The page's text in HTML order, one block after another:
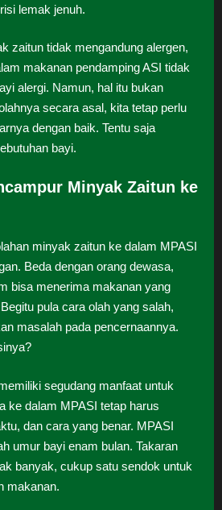
lemak jenuh.
zaitun tidak mengandung alergen,
makanan pendamping ASI tidak
alergi. Namun, hal itu bukan
secara asal, kita tetap perlu
dengan baik. Tentu saja
bayi.
Minyak Zaitun ke
minyak zaitun ke dalam MPASI
Beda dengan orang dewasa,
bisa menerima makanan yang
pula cara olah yang salah,
masalah pada pencernaannya.
segudang manfaat untuk
ke dalam MPASI tetap harus
dan cara yang benar. MPASI
umur bayi enam bulan. Takaran
banyak, cukup satu sendok untuk
makanan.